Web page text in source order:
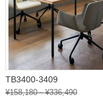
TB3400-3409
¥158,180～¥336,490